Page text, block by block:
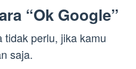
“Ok Google”
tidak perlu, jika kamu
saja.